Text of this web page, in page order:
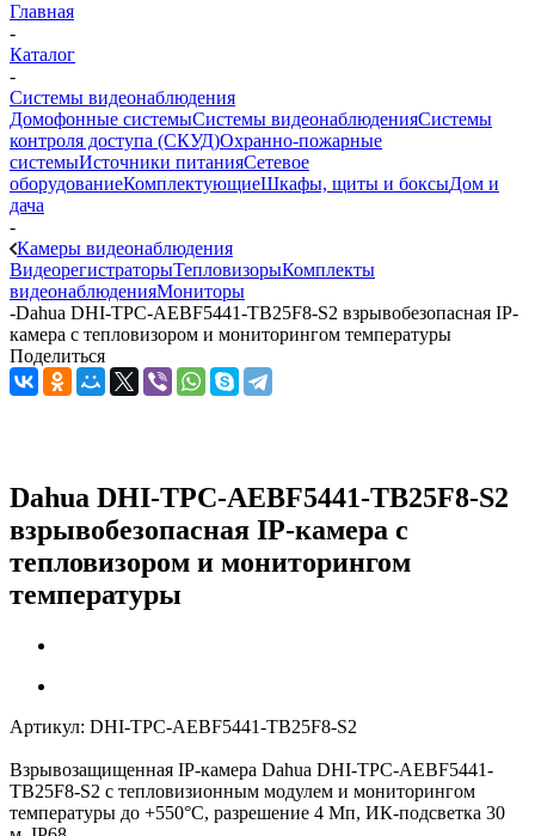
Главная
-
Каталог
-
Системы видеонаблюдения
Домофонные системыСистемы видеонаблюденияСистемы
контроля доступа (СКУД)Охранно-пожарные
системыИсточники питанияСетевое
оборудованиеКомплектующиеШкафы, щиты и боксыДом и
дача
-
Камеры видеонаблюдения
ВидеорегистраторыТепловизорыКомплекты
видеонаблюденияМониторы
-Dahua DHI-TPC-AEBF5441-TB25F8-S2 взрывобезопасная IP-
камера с тепловизором и мониторингом температуры
Поделиться
Dahua DHI-TPC-AEBF5441-TB25F8-S2
взрывобезопасная IP-камера с
тепловизором и мониторингом
температуры
Артикул: DHI-TPC-AEBF5441-TB25F8-S2
Взрывозащищенная IP-камера Dahua DHI-TPC-AEBF5441-
TB25F8-S2 с тепловизионным модулем и мониторингом
температуры до +550°C, разрешение 4 Мп, ИК-подсветка 30